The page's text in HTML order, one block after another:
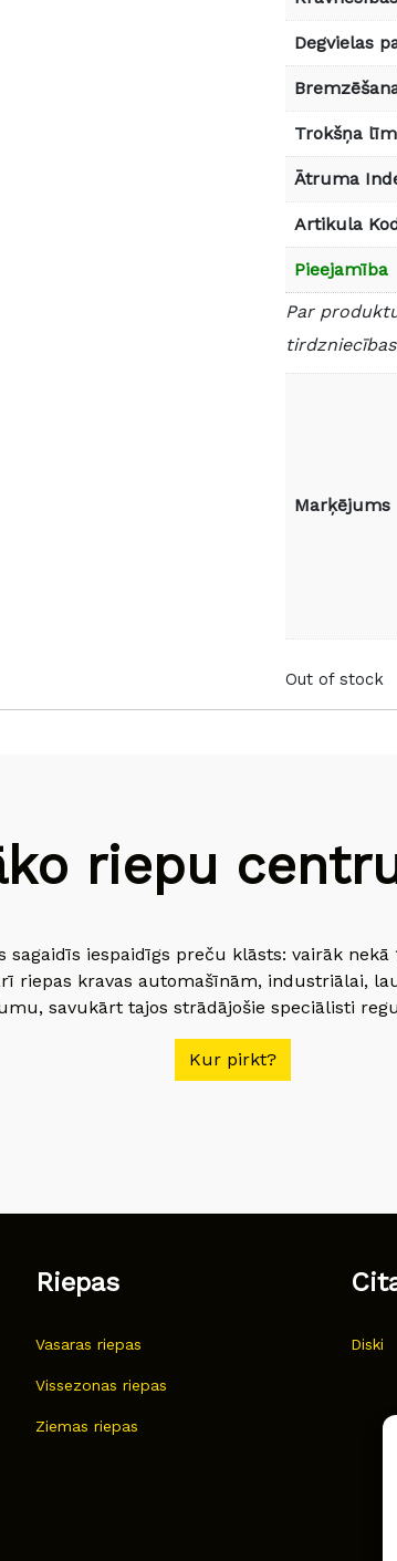
Degvielas
Trokšņa
Ātruma
Artikula
Pieejamība
Par
Marķējums
Out of stock
riepu
sagaidīs iespaidīgs preču klāsts: vairāk
riepas kravas automašīnām, industriālai,
savukārt tajos strādājošie speciālisti
Kur pirkt?
Riepas
Vasaras riepas
Vissezonas riepas
Ziemas riepas
Diski